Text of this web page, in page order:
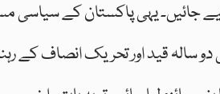
یہی پاکستان کے سیاسی
سالہ قید اور تحریک انصاف کے